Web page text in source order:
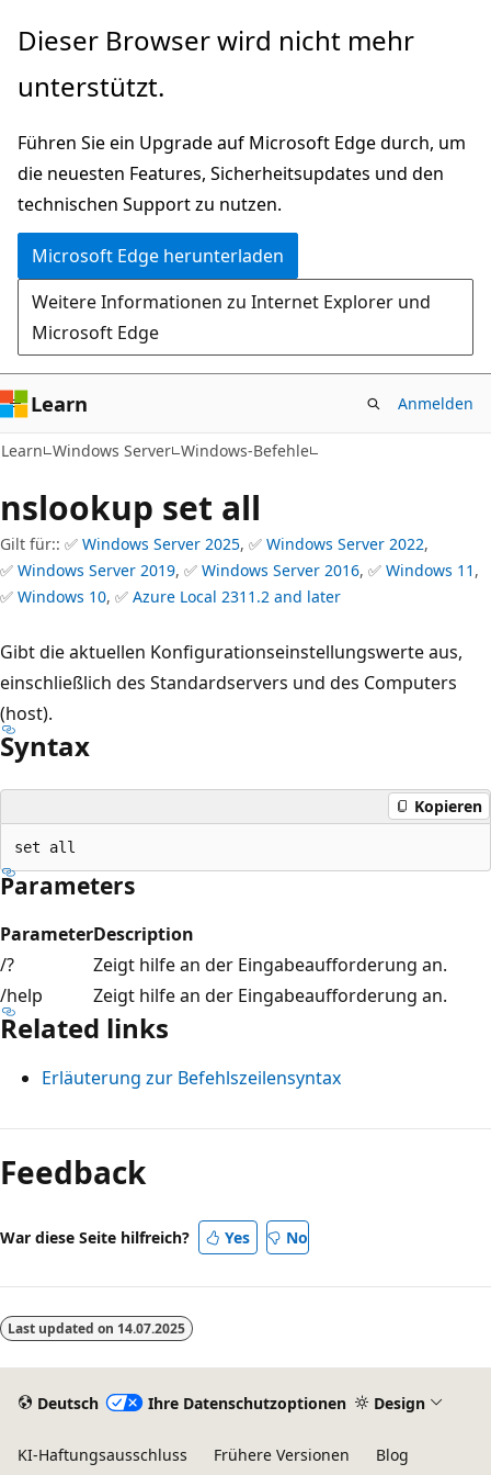
Zu
wechseln
Dieser Browser wird nicht mehr
unterstützt.
Führen Sie ein Upgrade auf Microsoft Edge durch, um
die neuesten Features, Sicherheitsupdates und den
technischen Support zu nutzen.
Microsoft Edge herunterladen
Weitere Informationen zu Internet Explorer und
Microsoft Edge
Learn Anmelden
Learn Windows Server Windows-Befehle
nslookup set all
Gilt für:: ✅ Windows Server 2025, ✅ Windows Server 2022,
✅ Windows Server 2019, ✅ Windows Server 2016, ✅ Windows 11 ,
✅ Windows 10, ✅ Azure Local 2311.2 and later
Gibt die aktuellen Konfigurationseinstellungswerte aus,
einschließlich des Standardservers und des Computers
(host).
Syntax
Kopieren
Parameters
ParameterDescription
/?
Zeigt hilfe an der Eingabeaufforderung an.
/help
Zeigt hilfe an der Eingabeaufforderung an.
Related links
Erläuterung zur Befehlszeilensyntax
Lesemodus
deaktiviert
Feedback
War diese Seite hilfreich? Yes No
Last updated on 14.07.2025
Deutsch Ihre Datenschutzoptionen Design
KI-Haftungsausschluss Frühere Versionen Blog